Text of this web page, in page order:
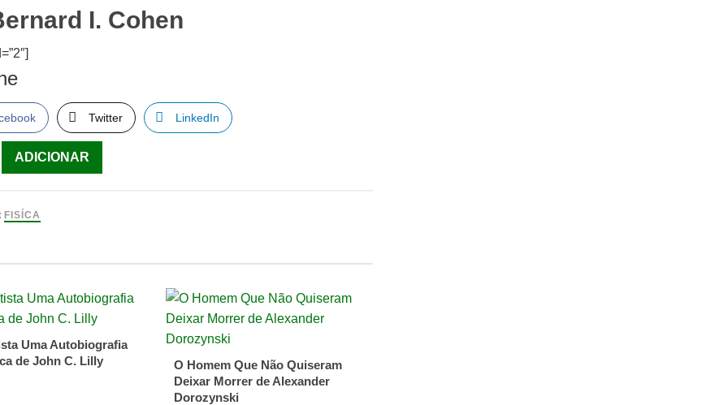
I. Cohen
Twitter LinkedIn
ADICIONAR
FISÍCA
Uma Autobiografia
de John C. Lilly
O Homem Que Não Quiseram
Deixar Morrer de Alexander
Dorozynski